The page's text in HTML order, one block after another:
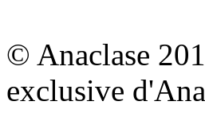
© Anaclase
exclusive